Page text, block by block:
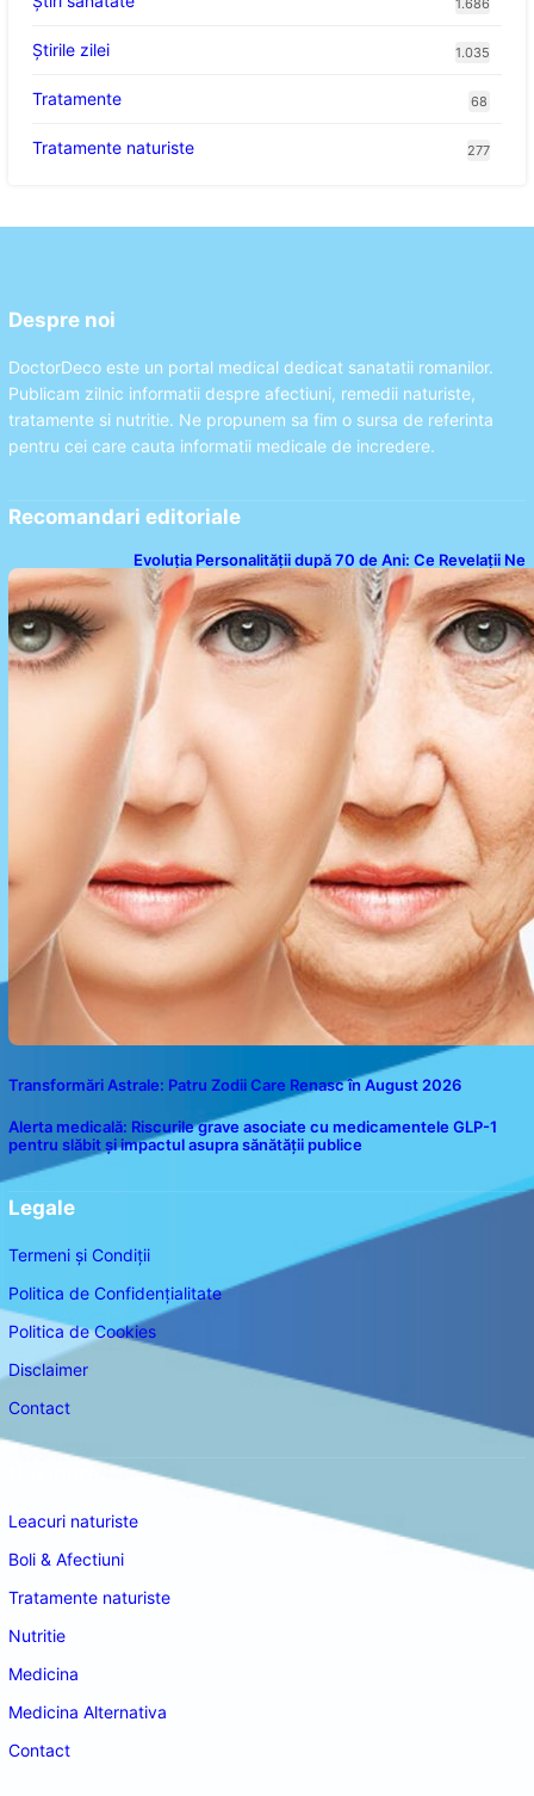
1.686
Știrile zilei 1.035
Tratamente 68
Tratamente naturiste 277
Despre noi
DoctorDeco este un portal medical dedicat sanatatii romanilor.
Publicam zilnic informatii despre afectiuni, remedii naturiste,
tratamente si nutritie. Ne propunem sa fim o sursa de referinta
pentru cei care cauta informatii medicale de incredere.
Recomandari editoriale
Evoluția Personalității după 70 de Ani: Ce Revelații Ne
Oferă Studiile Psihologice
Transformări Astrale: Patru Zodii Care Renasc în August 2026
Alerta medicală: Riscurile grave asociate cu medicamentele GLP-1
pentru slăbit și impactul asupra sănătății publice
Legale
Termeni și Condiții
Politica de Confidențialitate
Politica de Cookies
Disclaimer
Contact
Leacuri naturiste
Boli & Afectiuni
Tratamente naturiste
Nutritie
Medicina
Medicina Alternativa
Contact